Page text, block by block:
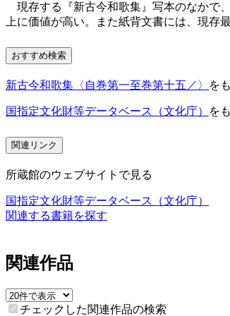
現存する『新古今和歌集』写本のなかで
上に価値が高い。また紙背文書には、現存
おすすめ検索
新古今和歌集〈自巻第一至巻第十五／〉 を
国指定文化財等データベース（文化庁） を
関連リンク
所蔵館のウェブサイトで見る
国指定文化財等データベース（文化庁）
関連する書籍を探す
関連作品
チェックした関連作品の検索